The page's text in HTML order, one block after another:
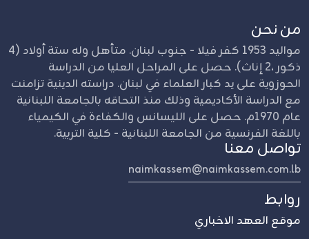
من نحن
مواليد 1953 كفر فيلا - جنوب لبنان. متأهل وله ستة أولاد (4
ذكور ،2 إناث). حصل على المراحل العليا من الدراسة
الحوزوية على يد كبار العلماء في لبنان. دراسته الدينية تزامنت
مع الدراسة الأكاديمية وذلك منذ التحاقه بالجامعة اللبنانية
عام 1970م. حصل على الليسانس والكفاءة في الكيمياء
باللغة الفرنسية من الجامعة اللبنانية - كلية التربية.
تواصل معنا
naimkassem@naimkassem.com.lb
روابط
موقع العهد الاخباري